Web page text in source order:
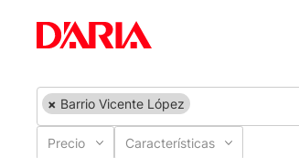
× Barrio Vicente López
Precio Características